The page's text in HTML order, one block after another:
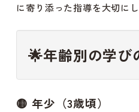
に寄り添った指導を大切にし
🌟年齢別の学び
🟡 年少（3歳頃）